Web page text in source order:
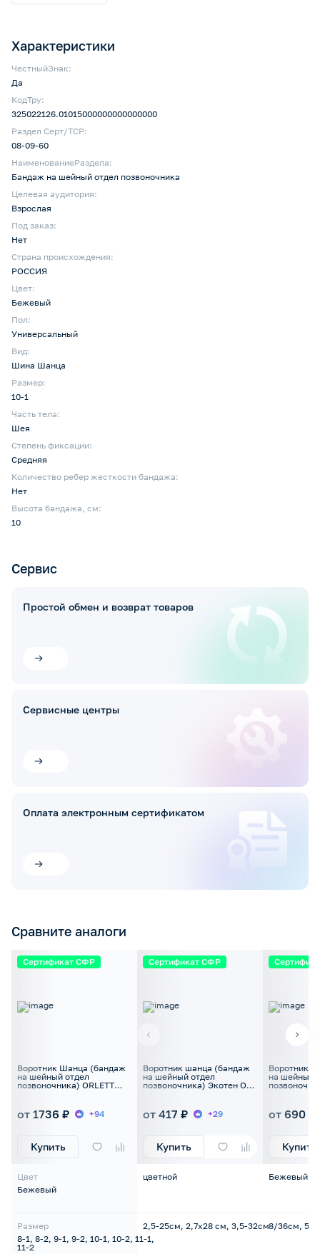
Характеристики
ЧестныйЗнак:
Да
КодТру:
325022126.01015000000000000000
Раздел Серт/ТСР:
08-09-60
НаименованиеРаздела:
Бандаж на шейный отдел позвоночника
Целевая аудитория:
Взрослая
Под заказ:
Нет
Страна происхождения:
РОССИЯ
Цвет:
Бежевый
Пол:
Универсальный
Вид:
Шина Шанца
Размер:
10-1
Часть тела:
Шея
Степень фиксации:
Средняя
Количество ребер жесткости бандажа:
Нет
Высота бандажа, см:
10
Сервис
Простой обмен и возврат товаров
Сервисные центры
Оплата электронным сертификатом
Сравните аналоги
Сертификат СФР
Воротник Шанца (бандаж
на шейный отдел
позвоночника) ORLETT
от 1736 ₽ +94
Купить
Цвет
Бежевый
Размер
8-1, 8-2, 9-1, 9-2, 10-1, 10-2, 11-1,
11-2
Сертификат СФР
Воротник шанца (бандаж
на шейный отдел
позвоночника) Экотен ОВ
от 417 ₽ +29
Купить
цветной
2,5-25см, 2,7х28 см, 3,5-32см
Воротник
на шейный
от 690 ₽
Купить
Бежевый
8/36см, 5/